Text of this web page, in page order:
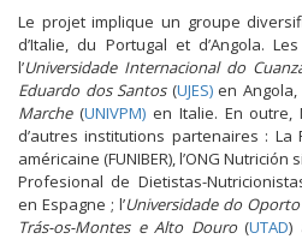
Le projet implique un groupe
d’Italie, du Portugal et d’Angola.
l’Universidade Internacional do
Eduardo dos Santos(UJES)en Angola,
Marche(UNIVPM)en Italie. En outre,
d’autres institutions partenaires :
américaine (FUNIBER), l’ONG Nutrición
Profesional de Dietistas-
en Espagne ; l’Universidade do Oporto
Trás-os-Montes e Alto Douro(UTAD)